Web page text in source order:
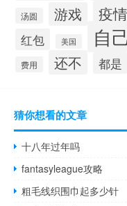
汤圆 游戏 疫情
红包
美国 自
费用 还不 都是
猜你想看的文章
十八年过年吗
fantasyleague攻略
粗毛线织围巾起多少针